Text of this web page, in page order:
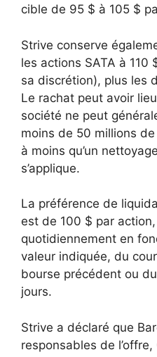
cible de 95 $ à 105 $
Strive conserve
les actions SATA à 110
sa discrétion), plus les
Le rachat peut avoir
société ne peut
moins de 50 millions de
à moins qu’un
s’applique.
La préférence de
est de 100 $ par
quotidiennement en
valeur indiquée, du
bourse précédent ou
jours.
Strive a déclaré que
responsables de